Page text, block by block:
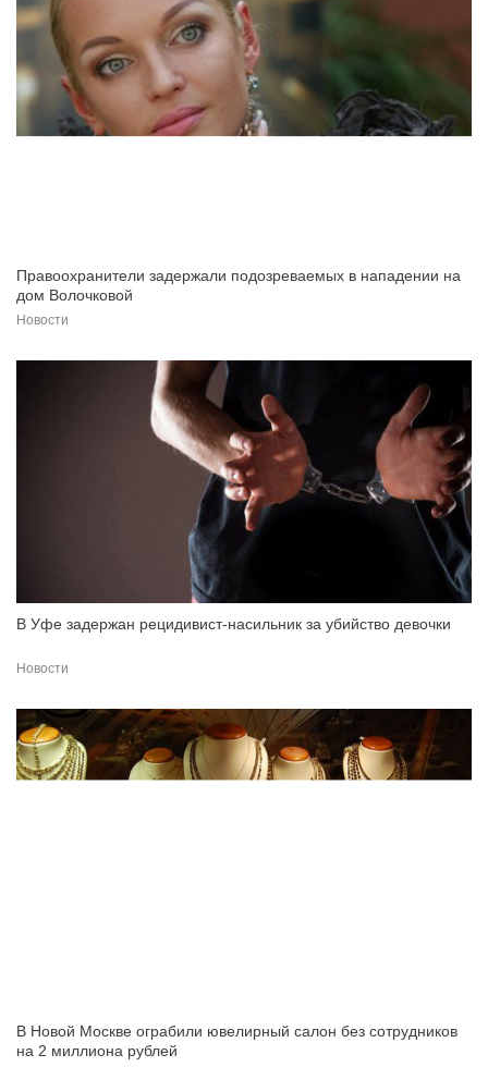
Правоохранители задержали подозреваемых в нападении на
дом Волочковой
Новости
В Уфе задержан рецидивист-насильник за убийство девочки
Новости
В Новой Москве ограбили ювелирный салон без сотрудников
на 2 миллиона рублей